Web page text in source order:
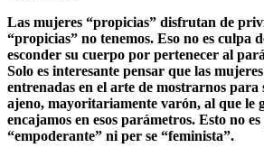
Las mujeres “propicias” disfrutan de
“propicias” no tenemos. Eso no es culpa
esconder su cuerpo por pertenecer al
Solo es interesante pensar que las
entrenadas en el arte de mostrarnos para
ajeno, mayoritariamente varón, al que le
encajamos en esos parámetros. Esto no es
“empoderante” ni per se “feminista”.